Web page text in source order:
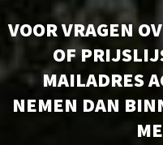
VOOR VRAGEN
OF
MAILADRES
NEMEN DAN